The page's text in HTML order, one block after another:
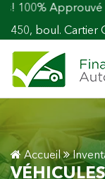
Approuvé Prêt
450, boul. Cartier
Accueil